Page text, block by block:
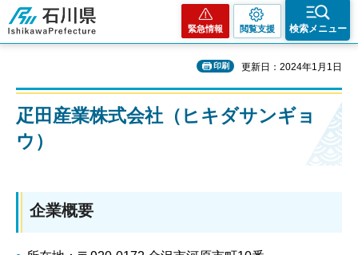
石川県
緊急情報 閲覧支援 検索メニュー
印刷 更新日：2024年1月1日
疋田産業株式会社（ヒキダサンギョ
ウ）
企業概要